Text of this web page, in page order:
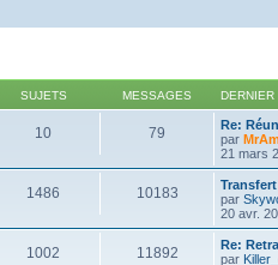
SUJETS MESSAGES DERNIER
10 79
Re:
par
21 mars
1486 10183
par
20 avr.
1002 11892
Re:
par